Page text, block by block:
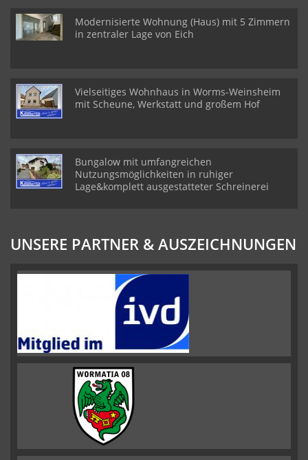
Modernisierte Wohnung (Haus) mit 5 Zimmern
in zentraler Lage von Eich
Vielseitiges Wohnhaus in Worms-Weinsheim
mit Scheune, Werkstatt und großem Hof
Bungalow mit umfangreichen
Nutzungsmöglichkeiten in ruhiger
Lage&komplett ausgestatteter Schreinerei
UNSERE PARTNER & AUSZEICHNUNGEN